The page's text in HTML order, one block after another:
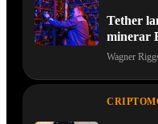
Tether
minerar
Wagner